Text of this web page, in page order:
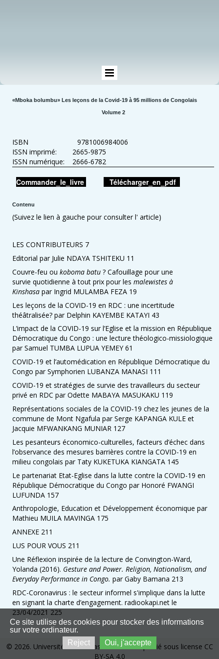
«Mboka bolumbu» Les leçons de la Covid-19 à 95 millions de Congolais
Volume 2
ISBN 9781006984006
ISSN imprimé: 2665-9875
ISSN numérique: 2666-6782
Commander_le_livre Télécharger_en_pdf
Contenu
(Suivez le lien à gauche pour consulter l' article)
LES CONTRIBUTEURS 7
Editorial par Julie NDAYA TSHITEKU 11
Couvre-feu ou koboma batu ? Cafouillage pour une
survie quotidienne à tout prix pour les malewistes à
Kinshasa par Ingrid MULAMBA FEZA 19
Les leçons de la COVID-19 en RDC : une incertitude
théâtralisée? par Delphin KAYEMBE KATAYI 43
L’impact de la COVID-19 sur l’Eglise et la mission en République
Démocratique du Congo : une lecture théologico-missiologique
par Samuel TUMBA LUPUA YEMEY 61
COVID-19 et l’automédication en République Démocratique du
Congo par Symphorien LUBANZA MANASI 111
COVID-19 et stratégies de survie des travailleurs du secteur
privé en RDC par Odette MABAYA MASUKAKU 119
Représentations sociales de la COVID-19 chez les jeunes de la
commune de Mont Ngafula par Serge KAPANGA KULE et
Jacquie MFWANKANG MUNIAR 127
Les pesanteurs économico-culturelles, facteurs d’échec dans
l’observance des mesures barrières contre la COVID-19 en
milieu congolais par Taty KUKETUKA KIANGATA 145
Le partenariat Etat-Eglise dans la lutte contre la COVID-19 en
République Démocratique du Congo par Honoré FWANGI
LUFUNDA 157
Anthropologie, Education et Développement économique par
Mathieu MUILA MAVINGA 175
ANNEXE 211
LUS POUR VOUS 211
Une Réflexion inspirée de la lecture de Convington-Ward,
Yolanda (2016). Gesture and Power. Religion, Nationalism, and
Everyday Performance in Congo. par Gaby Bamana 213
RDC-Coronavirus : le secteur informel s'implique dans la lutte
en signant la charte d’engagement. radiookapi.net le
23/04/2021 225
© 2026. Université de Kinshasa. Ce site est publié sous license CC
BY-SA 4.0
Ce site utilise des cookies pour stocker des informations
sur votre ordinateur.
Reject
Oui, j'accepte